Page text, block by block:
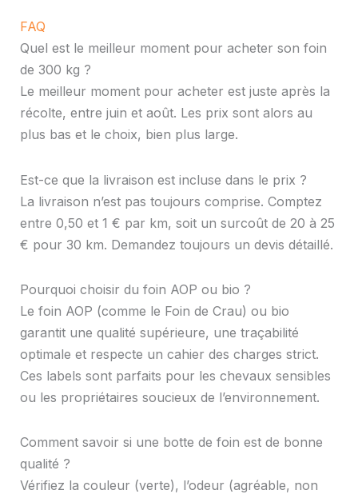
FAQ
Quel est le meilleur moment pour acheter son foin
de 300 kg ?
Le meilleur moment pour acheter est juste après la
récolte, entre juin et août. Les prix sont alors au
plus bas et le choix, bien plus large.
Est-ce que la livraison est incluse dans le prix ?
La livraison n’est pas toujours comprise. Comptez
entre 0,50 et 1 € par km, soit un surcoût de 20 à 25
€ pour 30 km. Demandez toujours un devis détaillé.
Pourquoi choisir du foin AOP ou bio ?
Le foin AOP (comme le Foin de Crau) ou bio
garantit une qualité supérieure, une traçabilité
optimale et respecte un cahier des charges strict.
Ces labels sont parfaits pour les chevaux sensibles
ou les propriétaires soucieux de l’environnement.
Comment savoir si une botte de foin est de bonne
qualité ?
Vérifiez la couleur (verte), l’odeur (agréable, non